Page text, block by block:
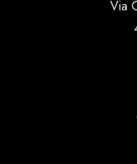
Via